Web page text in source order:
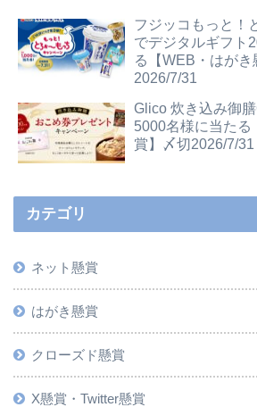
フジッコもっと！
でデジタルギフト
る【WEB・はがき
2026/7/31
Glico 炊き込み御
5000名様に当たる
賞】〆切2026/7/31
カテゴリ
ネット懸賞
はがき懸賞
クローズド懸賞
X懸賞・Twitter懸賞